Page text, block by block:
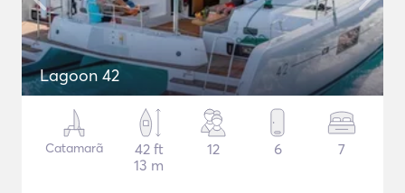
Lagoon 42
Catamarã
42 ft
13 m
12 6 7